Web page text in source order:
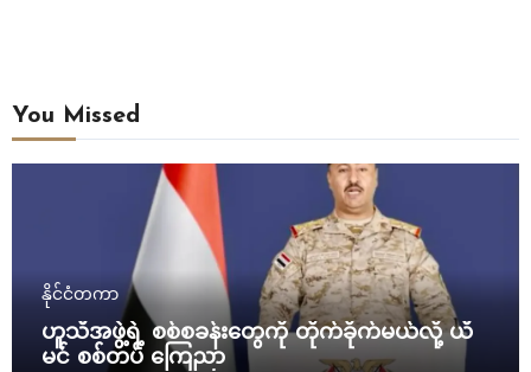
You Missed
နိုင်ငံတကာ
ဟူသီအဖွဲ့ရဲ့ စစ်စခန်းတွေကို တိုက်ခိုက်မယ်လို့ ယီ
မင် စစ်တပ် ကြေညာ